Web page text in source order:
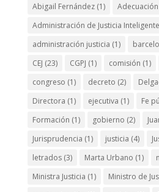
Abigail Fernández(1)
Administración de Justicia Inteligente
administración justicia (1)
CEJ (23) CGPJ (1) comisión (1)
congreso (1) decreto (2)
Directora (1) ejecutiva (1) Fe
Formación (1) gobierno (2)
Jurisprudencia (1) justicia (4)
letrados(3) Marta Urbano (1)
Ministra Justicia (1) Ministro de